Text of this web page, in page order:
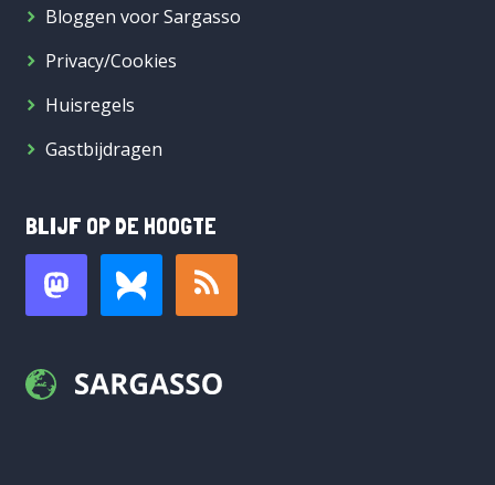
Bloggen voor Sargasso
Privacy/Cookies
Huisregels
Gastbijdragen
BLIJF OP DE HOOGTE